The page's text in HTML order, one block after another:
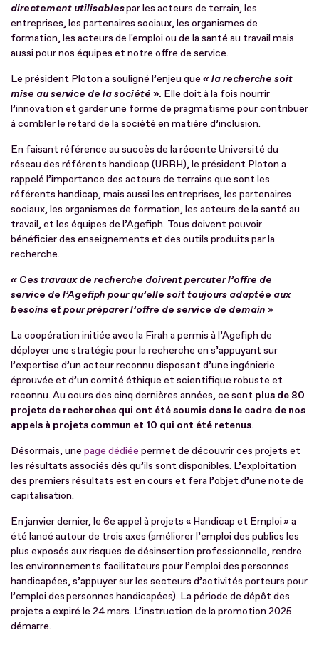
directement utilisablespar les acteurs de terrain, les
entreprises, les partenaires sociaux, les organismes de
formation, les acteurs de l'emploi ou de la santé au travail mais
aussi pour nos équipes et notre offre de service.
Le président Ploton a souligné l’enjeu que « la recherche soit
mise au service de la société ». Elle doit à la fois nourrir
l’innovation et garder une forme de pragmatisme pour contribuer
à combler le retard de la société en matière d’inclusion.
En faisant référence au succès de la récente Université du
réseau des référents handicap (URRH), le président Ploton a
rappelé l’importance des acteurs de terrains que sont les
référents handicap, mais aussi les entreprises, les partenaires
sociaux, les organismes de formation, les acteurs de la santé au
travail, et les équipes de l’Agefiph. Tous doivent pouvoir
bénéficier des enseignements et des outils produits par la
recherche.
« Ces travaux de recherche doivent percuter l’offre de
service de l’Agefiph pour qu’elle soit toujours adaptée aux
besoins et pour préparer l’offre de service de demain »
La coopération initiée avec la Firah a permis à l’Agefiph de
déployer une stratégie pour la recherche en s’appuyant sur
l’expertise d’un acteur reconnu disposant d’une ingénierie
éprouvée et d’un comité éthique et scientifique robuste et
reconnu. Au cours des cinq dernières années, ce sont plus de 80
projets de recherches qui ont été soumis dans le cadre de nos
appels à projets commun et 10 qui ont été retenus.
Désormais, une page dédiée permet de découvrir ces projets et
les résultats associés dès qu’ils sont disponibles. L’exploitation
des premiers résultats est en cours et fera l’objet d’une note de
capitalisation.
En janvier dernier, le 6e appel à projets « Handicap et Emploi » a
été lancé autour de trois axes (améliorer l’emploi des publics les
plus exposés aux risques de désinsertion professionnelle, rendre
les environnements facilitateurs pour l’emploi des personnes
handicapées, s’appuyer sur les secteurs d’activités porteurs pour
l’emploi des personnes handicapées). La période de dépôt des
projets a expiré le 24 mars. L’instruction de la promotion 2025
démarre.